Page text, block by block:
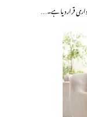
قرار دیا ہے۔…